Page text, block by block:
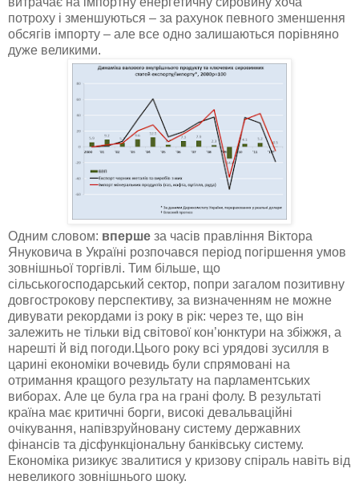
потроху і зменшуються – за рахунок певного зменшення
обсягів імпорту – але все одно залишаються порівняно
дуже великими.
Одним словом: вперше за часів правління Віктора
Януковича в Україні розпочався період погіршення умов
зовнішньої торгівлі. Тим більше, що
сільськогосподарський сектор, попри загалом позитивну
довгострокову перспективу, за визначенням не можне
дивувати рекордами із року в рік: через те, що він
залежить не тільки від світової кон’юнктури на збіжжя, а
нарешті й від погоди.Цього року всі урядові зусилля в
царині економіки вочевидь були спрямовані на
отримання кращого результату на парламентських
виборах. Але це була гра на грані фолу. В результаті
країна має критичні борги, високі девальваційні
очікування, напівзруйновану систему державних
фінансів та дісфункціональну банківську систему.
Економіка ризикує звалитися у кризову спіраль навіть від
невеликого зовнішнього шоку.